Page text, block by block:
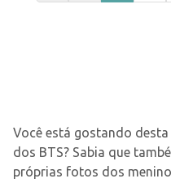
Você está gostando
dos BTS? Sabia que
próprias fotos dos